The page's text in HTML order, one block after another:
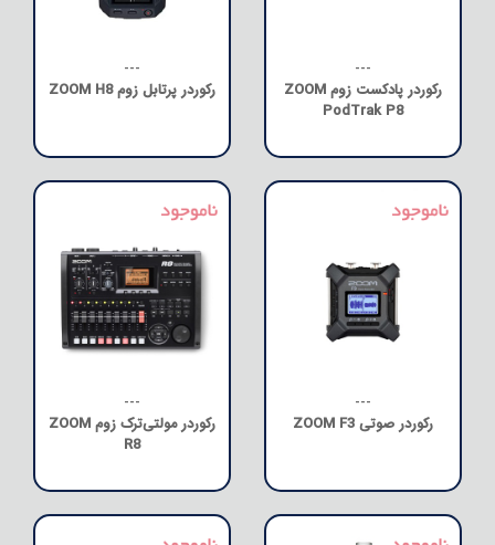
---
رکوردر پادکست زوم ZOOM
PodTrak P8
---
رکوردر پرتابل زوم ZOOM H8
---
رکوردر صوتی ZOOM F3
---
رکوردر مولتی‌ترک زوم ZOOM
R8